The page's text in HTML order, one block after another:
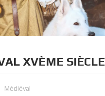
XVÈME SIÈCLE
Médiéval